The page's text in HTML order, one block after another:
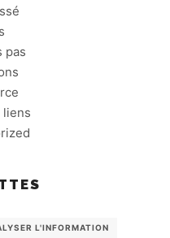
pas
liens
L'INFORMATION